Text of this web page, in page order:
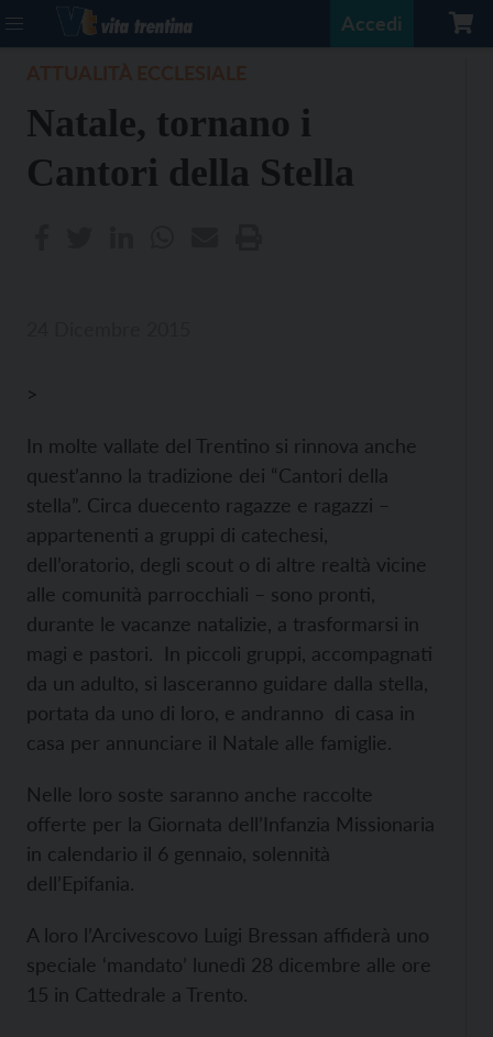
Accedi
Natale, tornano i
Cantori della Stella
>
In molte vallate del Trentino si rinnova anche
quest’anno la tradizione dei “Cantori della
stella”. Circa duecento ragazze e ragazzi –
appartenenti a gruppi di catechesi,
dell’oratorio, degli scout o di altre realtà vicine
alle comunità parrocchiali – sono pronti,
durante le vacanze natalizie, a trasformarsi in
magi e pastori. In piccoli gruppi, accompagnati
da un adulto, si lasceranno guidare dalla stella,
portata da uno di loro, e andranno di casa in
casa per annunciare il Natale alle famiglie.
Nelle loro soste saranno anche raccolte
offerte per la Giornata dell’Infanzia Missionaria
in calendario il 6 gennaio, solennità
dell’Epifania.
A loro l’Arcivescovo Luigi Bressan affiderà uno
speciale ‘mandato’ lunedì 28 dicembre alle ore
15 in Cattedrale a Trento.